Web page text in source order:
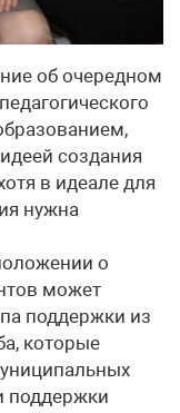
об очередном
создания
в идеале для
нужна
о
может
поддержки из
которые
поддержки